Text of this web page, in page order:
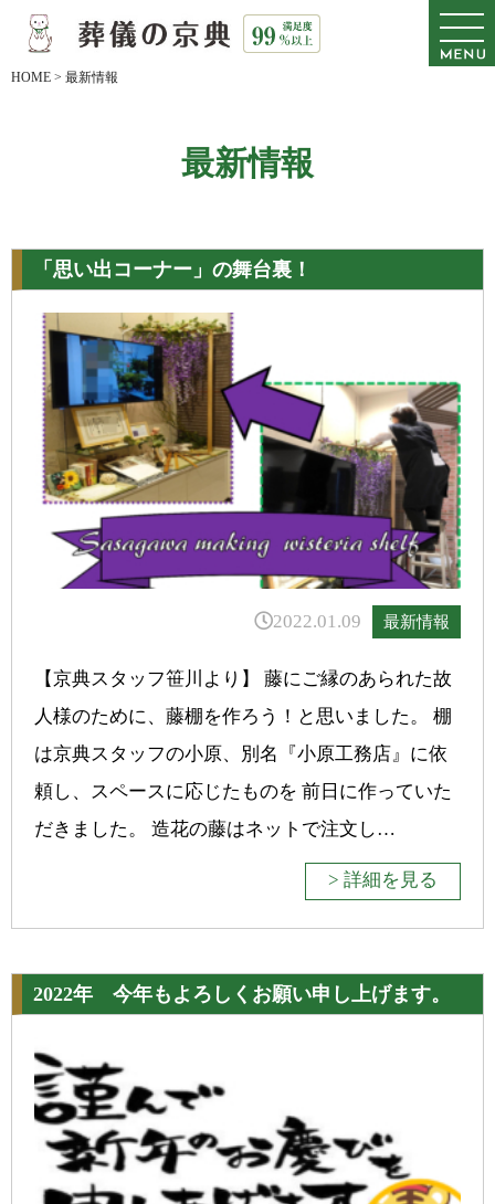
HOME > 最新情報
最新情報
「思い出コーナー」の舞台裏！
2022.01.09 最新情報
【京典スタッフ笹川より】 藤にご縁のあられた故
人様のために、藤棚を作ろう！と思いました。 棚
は京典スタッフの小原、別名『小原工務店』に依
頼し、スペースに応じたものを 前日に作っていた
だきました。 造花の藤はネットで注文し…
> 詳細を見る
2022年 今年もよろしくお願い申し上げます。